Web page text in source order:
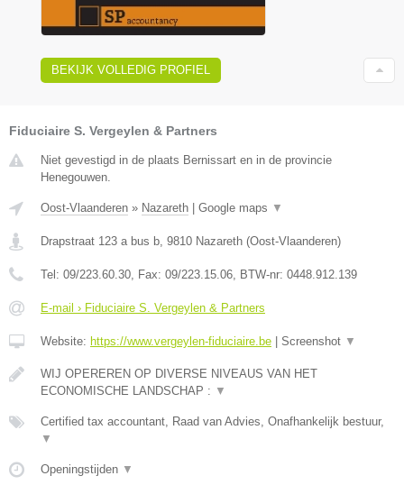
BEKIJK VOLLEDIG PROFIEL
Fiduciaire S. Vergeylen & Partners
Niet gevestigd in de plaats Bernissart en in de provincie
Henegouwen.
Oost-Vlaanderen » Nazareth | Google maps ▼
Drapstraat 123 a bus b 9810 Nazareth (Oost-Vlaanderen)
Tel: 09/223.60.30 , Fax: 09/223.15.06 , BTW-nr: 0448.912.139
E-mail › Fiduciaire S. Vergeylen & Partners
Website: https://www.vergeylen-fiduciaire.be | Screenshot ▼
WIJ OPEREREN OP DIVERSE NIVEAUS VAN HET
ECONOMISCHE LANDSCHAP : ▼
Certified tax accountant, Raad van Advies, Onafhankelijk bestuur,
▼
Openingstijden ▼